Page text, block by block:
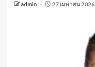
admin 27 เมษายน 2026